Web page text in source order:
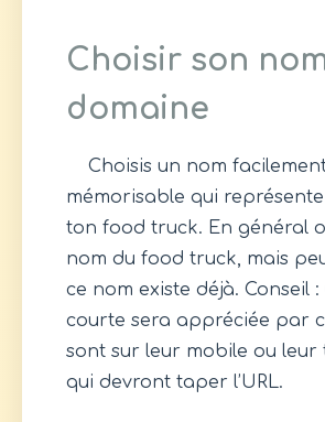
Choisir son
domaine
Choisis un nom
mémorisable qui représente
ton food truck. En général
nom du food truck, mais
ce nom existe déjà. Conseil :
courte sera appréciée par
sont sur leur mobile ou leur
qui devront taper l’URL.